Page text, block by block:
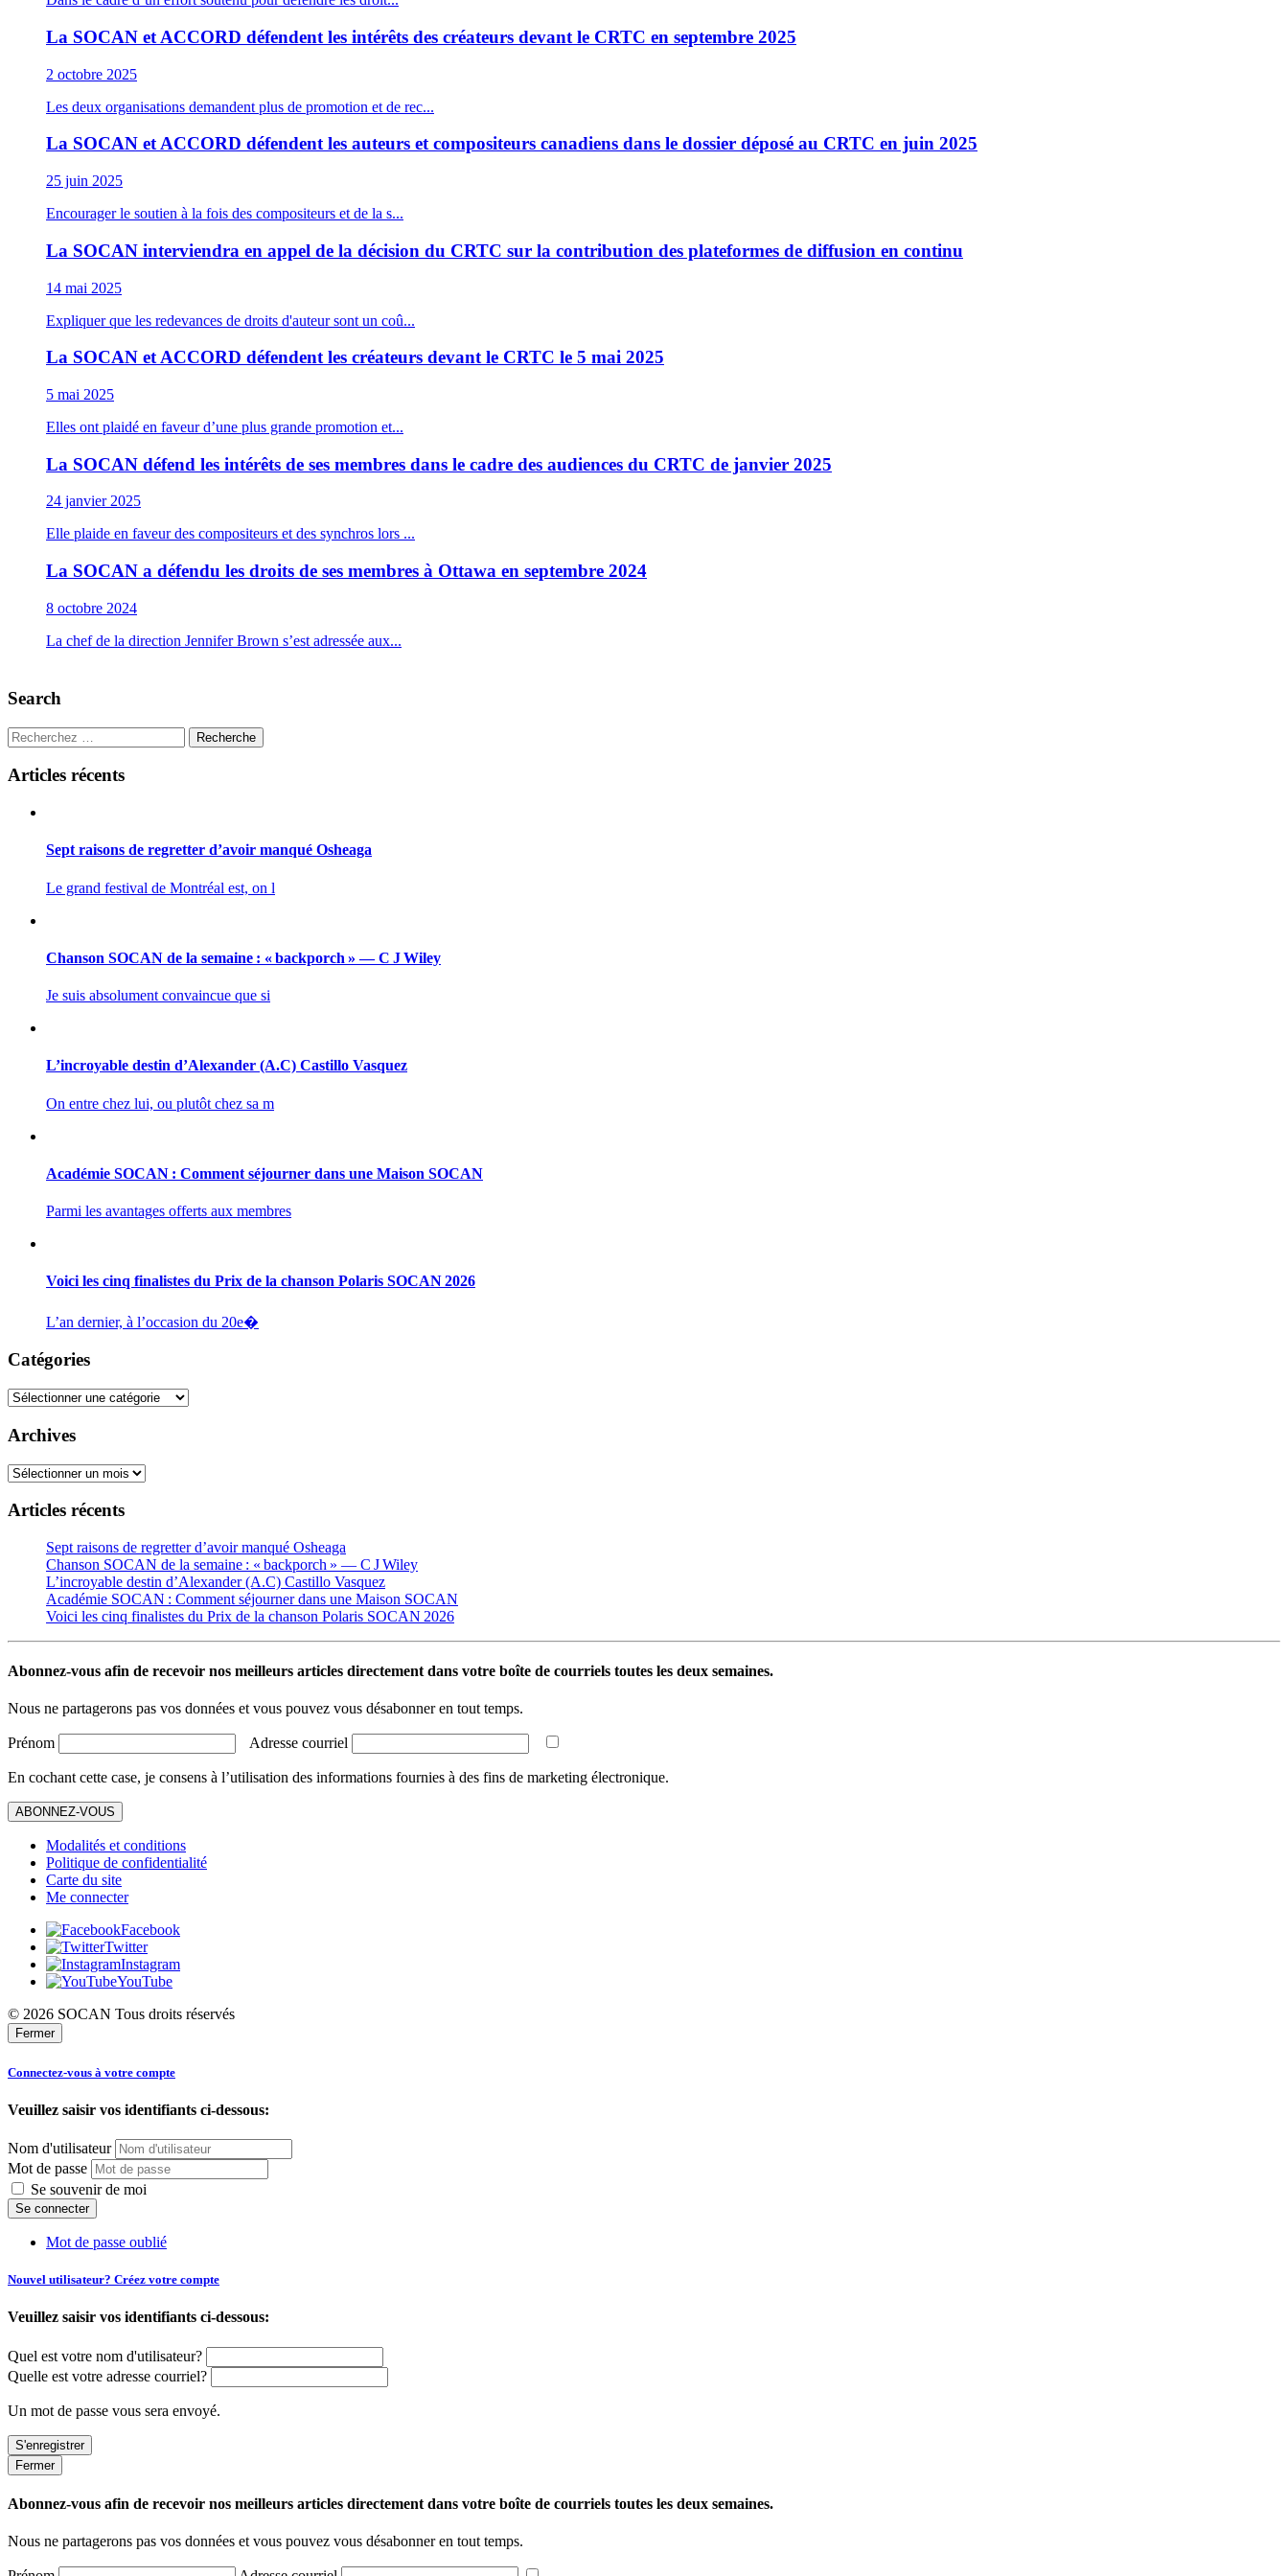
La SOCAN et ACCORD défendent les intérêts des créateurs devant le CRTC en septembre 2025
2 octobre 2025
Les deux organisations demandent plus de promotion et de rec...
La SOCAN et ACCORD défendent les auteurs et compositeurs canadiens dans le dossier déposé au CRTC en juin 2025
25 juin 2025
Encourager le soutien à la fois des compositeurs et de la s...
La SOCAN interviendra en appel de la décision du CRTC sur la contribution des plateformes de diffusion en continu
14 mai 2025
Expliquer que les redevances de droits d'auteur sont un coû...
La SOCAN et ACCORD défendent les créateurs devant le CRTC le 5 mai 2025
5 mai 2025
Elles ont plaidé en faveur d’une plus grande promotion et...
La SOCAN défend les intérêts de ses membres dans le cadre des audiences du CRTC de janvier 2025
24 janvier 2025
Elle plaide en faveur des compositeurs et des synchros lors ...
La SOCAN a défendu les droits de ses membres à Ottawa en septembre 2024
8 octobre 2024
La chef de la direction Jennifer Brown s’est adressée aux...
Search
Recherche
Articles récents
Sept raisons de regretter d’avoir manqué Osheaga
Le grand festival de Montréal est, on l
Chanson SOCAN de la semaine : « backporch » — C J Wiley
Je suis absolument convaincue que si
L’incroyable destin d’Alexander (A.C) Castillo Vasquez
On entre chez lui, ou plutôt chez sa m
Académie SOCAN : Comment séjourner dans une Maison SOCAN
Parmi les avantages offerts aux membres
Voici les cinq finalistes du Prix de la chanson Polaris SOCAN 2026
L’an dernier, à l’occasion du 20e�
Catégories
Catégories
Archives
Archives
Articles récents
Sept raisons de regretter d’avoir manqué Osheaga
Chanson SOCAN de la semaine : « backporch » — C J Wiley
L’incroyable destin d’Alexander (A.C) Castillo Vasquez
Académie SOCAN : Comment séjourner dans une Maison SOCAN
Voici les cinq finalistes du Prix de la chanson Polaris SOCAN 2026
Abonnez-vous afin de recevoir nos meilleurs articles directement dans votre boîte de courriels toutes les deux semaines.
Nous ne partagerons pas vos données et vous pouvez vous désabonner en tout temps.
Prénom Adresse courriel
En cochant cette case, je consens à l’utilisation des informations fournies à des fins de marketing électronique.
ABONNEZ-VOUS
Modalités et conditions
Politique de confidentialité
Carte du site
Me connecter
Facebook
Twitter
Instagram
YouTube
© 2026 SOCAN Tous droits réservés
Fermer
Connectez-vous à votre compte
Veuillez saisir vos identifiants ci-dessous:
Nom d'utilisateur
Mot de passe
Se souvenir de moi
Mot de passe oublié
Nouvel utilisateur? Créez votre compte
Veuillez saisir vos identifiants ci-dessous:
Quel est votre nom d'utilisateur?
Quelle est votre adresse courriel?
Un mot de passe vous sera envoyé.
Fermer
Abonnez-vous afin de recevoir nos meilleurs articles directement dans votre boîte de courriels toutes les deux semaines.
Nous ne partagerons pas vos données et vous pouvez vous désabonner en tout temps.